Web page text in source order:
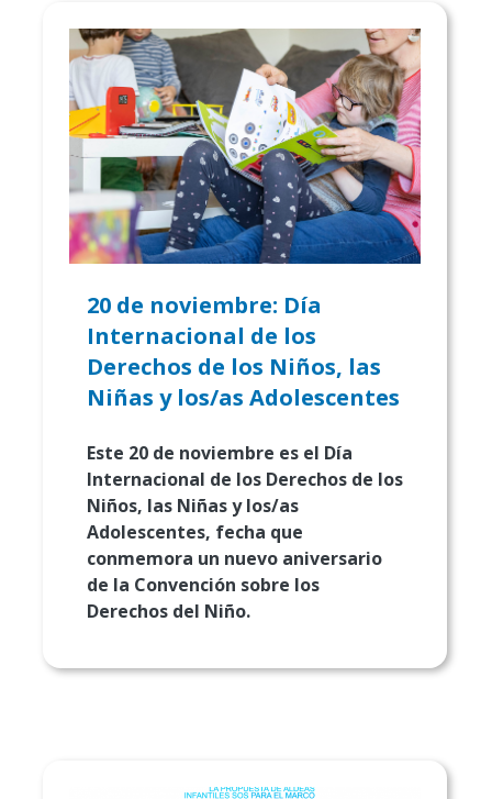
20 de noviembre: Día
Internacional de los
Derechos de los Niños, las
Niñas y los/as Adolescentes
Este 20 de noviembre es el Día
Internacional de los Derechos de los
Niños, las Niñas y los/as
Adolescentes, fecha que
conmemora un nuevo aniversario
de la Convención sobre los
Derechos del Niño.